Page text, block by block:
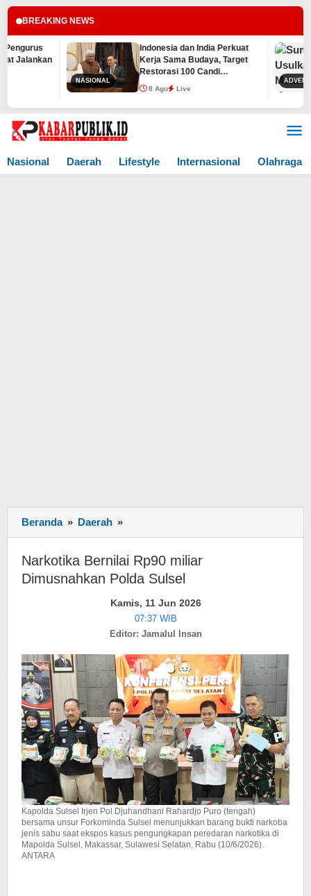
BREAKING NEWS
Indonesia dan India Perkuat
Kerja Sama Budaya, Target
Restorasi 100 Candi
Prambanan Rampung
Sebelum 2029
8 Agu Live
ADVENTORIAL
Lewati
Nasional
Daerah Lifestyle Internasional Olahraga
Beranda » Daerah »
Bernilai
Rp90
miliar
Dimusnahkan
Polda
Sulsel
Narkotika Bernilai Rp90 miliar
Dimusnahkan Polda Sulsel
Kamis, 11 Jun 2026
07:37 WIB
Editor: Jamalul Insan
Kapolda Sulsel Irjen Pol Djuhandhani Rahardjo Puro (tengah)
bersama unsur Forkominda Sulsel menunjukkan barang bukti narkoba
jenis sabu saat ekspos kasus pengungkapan peredaran narkotika di
Mapolda Sulsel, Makassar, Sulawesi Selatan, Rabu (10/6/2026).
ANTARA